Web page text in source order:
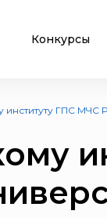
Конкурсы
ГПС МЧС